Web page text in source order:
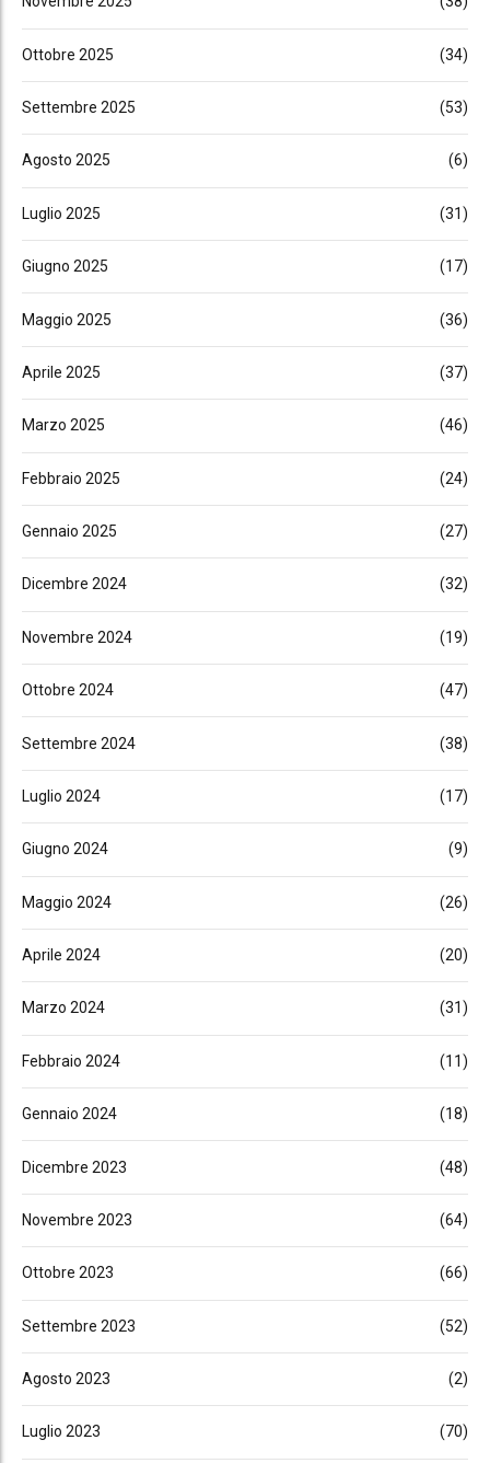
Ottobre 2025 (34)
Settembre 2025 (53)
Agosto 2025 (6)
Luglio 2025 (31)
Giugno 2025 (17)
Maggio 2025 (36)
Aprile 2025 (37)
Marzo 2025 (46)
Febbraio 2025 (24)
Gennaio 2025 (27)
Dicembre 2024 (32)
Novembre 2024 (19)
Ottobre 2024 (47)
Settembre 2024 (38)
Luglio 2024 (17)
Giugno 2024 (9)
Maggio 2024 (26)
Aprile 2024 (20)
Marzo 2024 (31)
Febbraio 2024 (11)
Gennaio 2024 (18)
Dicembre 2023 (48)
Novembre 2023 (64)
Ottobre 2023 (66)
Settembre 2023 (52)
Agosto 2023 (2)
Luglio 2023 (70)